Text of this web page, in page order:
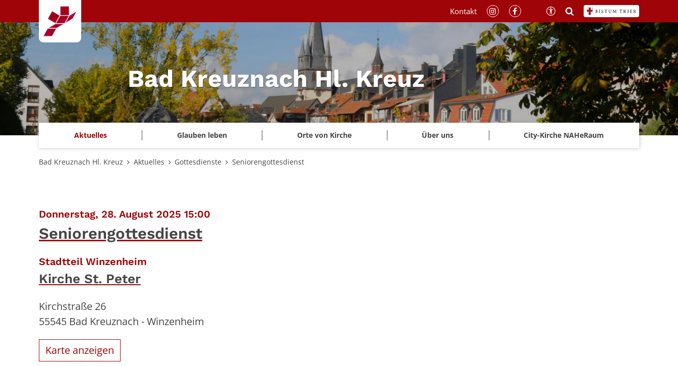
Zum Inhalt springen
Bad Kreuznach Hl. Kreuz
Aktuelles Glauben leben Orte von Kirche Über uns City-Kirche NAHeRaum
Kontakt
Bad Kreuznach Hl. Kreuz Aktuelles Gottesdienste Seniorengottesdienst
Donnerstag, 28. August 2025 15:00
Seniorengottesdienst
Stadtteil Winzenheim
Kirche St. Peter
Kirchstraße 26
55545 Bad Kreuznach - Winzenheim
Karte anzeigen